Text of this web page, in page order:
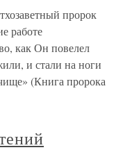
пророк
работе
как Он повелел
и стали на ноги
(Книга пророка